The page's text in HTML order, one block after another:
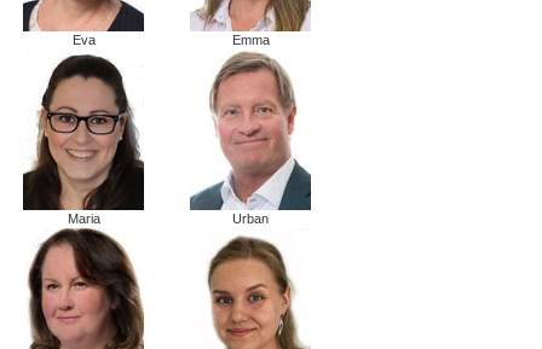
Eva Emma
Maria Urban